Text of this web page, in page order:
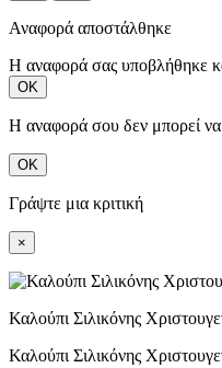
Αναφορά αποστάλθηκε
Η αναφορά σας υποβλήθηκε
ΟΚ
Η αναφορά σου δεν μπορεί να
ΟΚ
Γράψτε μια κριτική
×
Καλούπι Σιλικόνης
Καλούπι Σιλικόνης